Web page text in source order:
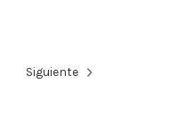
Siguiente